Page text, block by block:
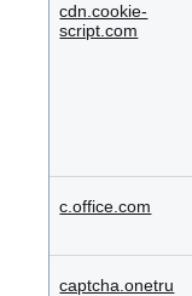
cdn.cookie-
script.com
c.office.com
captcha.onetru